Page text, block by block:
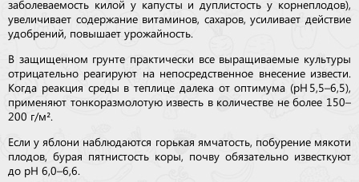
заболеваемость килой у капусты и дуплистость у корнеплодов),
увеличивает содержание витаминов, сахаров, усиливает дей­ствие
удобрений, повышает урожайность.
В защищенном грунте практически все выращиваемые куль­туры
отрицательно реагируют на непосредственное внесение извести.
Когда реакция среды в теплице далека от оптимума (рH 5,5–6,5),
применяют тонкоразмолотую известь в количестве не более 150–
200 г/м².
Если у яблони наблюдаются горькая ямчатость, побурение мякоти
плодов, бурая пятнистость коры, почву обязательно известкуют
до рH 6,0–6,6.